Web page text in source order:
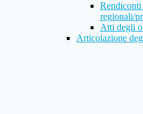
regionali/
Atti degli
Articolazione